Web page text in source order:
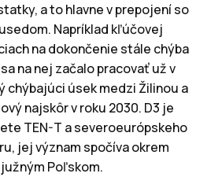
a to hlavne v prepojení so
Napríklad kľúčovej
na dokončenie stále chýba
na nej začalo pracovať už v
chýbajúci úsek medzi Žilinou a
najskôr v roku 2030. D3 je
TEN-T a severoeurópskeho
jej význam spočíva okrem
Poľskom.